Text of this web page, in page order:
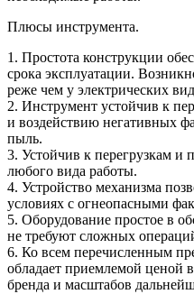
Плюсы инструмента.
1. Простота конструкции
срока эксплуатации.
реже чем у электрических
2. Инструмент устойчив к
и воздействию негативных
пыль.
3. Устойчив к перегрузкам и
любого вида работы.
4. Устройство механизма
условиях с огнеопасными
5. Оборудование простое в
не требуют сложных
6. Ко всем перечисленным
обладает приемлемой ценой
бренда и масштабов